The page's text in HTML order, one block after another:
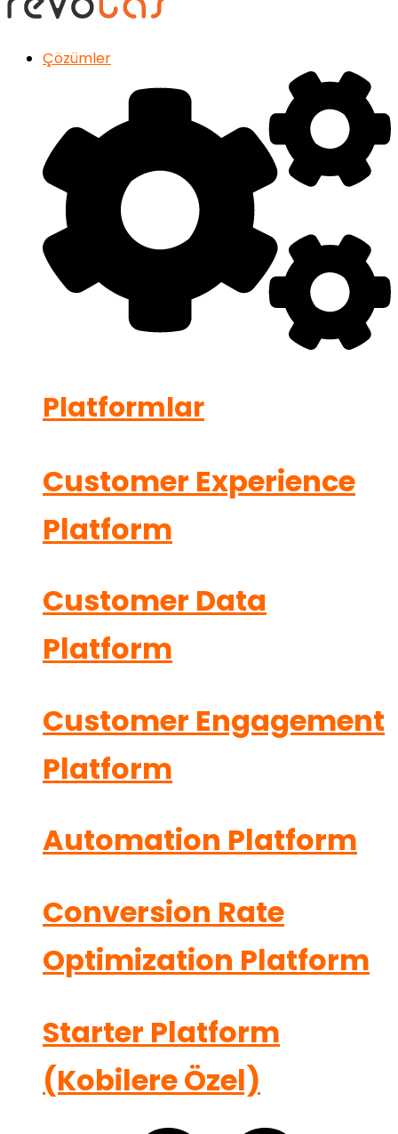
Çözümler
Platformlar
Customer Experience
Platform
Customer Data
Platform
Customer Engagement
Platform
Automation Platform
Conversion Rate
Optimization Platform
Starter Platform
(Kobilere Özel)